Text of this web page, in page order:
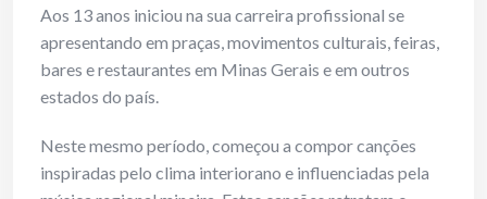
Aos 13 anos iniciou na sua carreira profissional se
apresentando em praças, movimentos culturais, feiras,
bares e restaurantes em Minas Gerais e em outros
estados do país.
Neste mesmo período, começou a compor canções
inspiradas pelo clima interiorano e influenciadas pela